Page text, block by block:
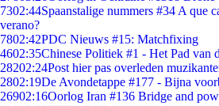
7302:44Spaanstalige nummers #34 A que
verano?
7802:42PDC Nieuws #15: Matchfixing
4602:35Chinese Politiek #1 - Het Pad van
28202:24Post hier pas overleden
2802:19De Avondetappe #177 - Bijna
26902:16Oorlog Iran #136 Bridge and